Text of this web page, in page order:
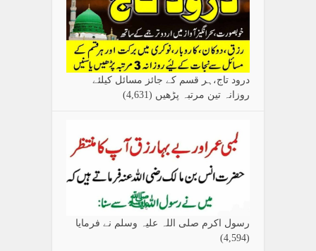
درود تاج،ہر قسم کے جائز مسائل کیلئے
روزانہ تین مرتبہ پڑھیں (4,631)
رسول اکرم صلی اللہ علیہ وسلم نے فرمایا
(4,594)